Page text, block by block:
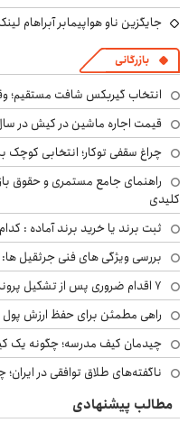
جایگزین ناو هواپیمابر آبراهام
بازرگانی
انتخاب گیربکس شافت مستقیم؛
قیمت اجاره ماشین در کیش در سال ۱۴۰۵ چقدر تغییر کرده
چراغ سقفی توکار؛ انتخابی کوچک
راهنمای جامع مستمری و حقوق
کلیدی
ثبت برند یا خرید برند آماده :
بررسی ویژگی های فنی جرثقیل ها:
۷ اقدام ضروری پس از تشکیل پرونده مواد مخدر؛ راهنمای خانواده‌ها
راهی مطمئن برای حفظ ارزش پول
چیدمان کیف مدرسه؛ چگونه یک
ناگفته‌های طلاق توافقی در
مطالب پیشنهادی